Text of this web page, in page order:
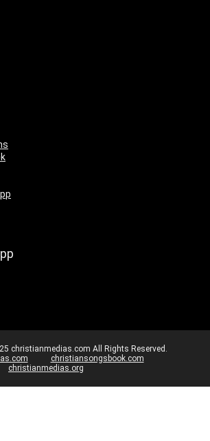
christianmedias.com All Rights Reserved.
christiansongsbook.com
christianmedias.org